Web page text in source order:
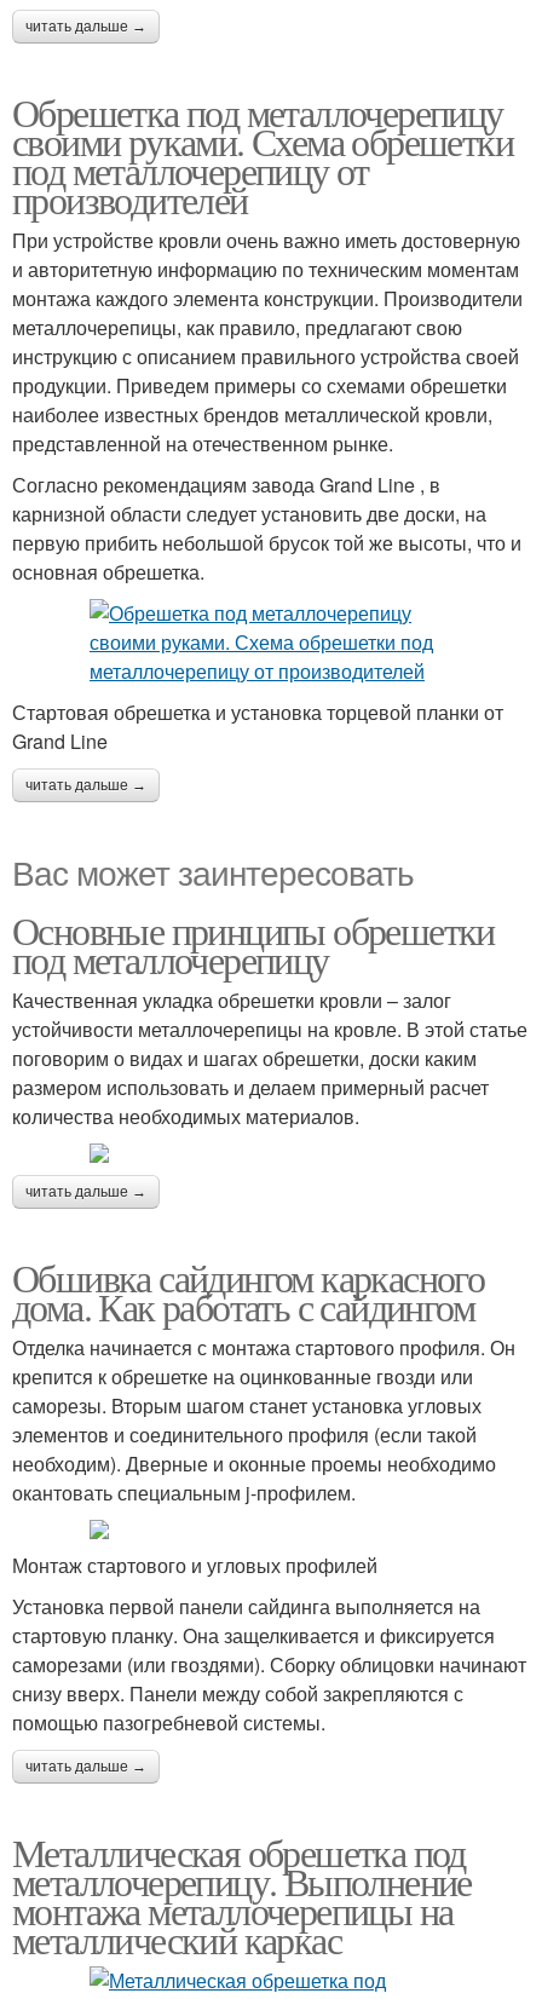
читать дальше →
Обрешетка под металлочерепицу
своими руками. Схема обрешетки
под металлочерепицу от
производителей
При устройстве кровли очень важно иметь достоверную
и авторитетную информацию по техническим моментам
монтажа каждого элемента конструкции. Производители
металлочерепицы, как правило, предлагают свою
инструкцию с описанием правильного устройства своей
продукции. Приведем примеры со схемами обрешетки
наиболее известных брендов металлической кровли,
представленной на отечественном рынке.
Согласно рекомендациям завода Grand Line , в
карнизной области следует установить две доски, на
первую прибить небольшой брусок той же высоты, что и
основная обрешетка.
Стартовая обрешетка и установка торцевой планки от
Grand Line
читать дальше →
Вас может заинтересовать
Основные принципы обрешетки
под металлочерепицу
Качественная укладка обрешетки кровли – залог
устойчивости металлочерепицы на кровле. В этой статье
поговорим о видах и шагах обрешетки, доски каким
размером использовать и делаем примерный расчет
количества необходимых материалов.
читать дальше →
Обшивка сайдингом каркасного
дома. Как работать с сайдингом
Отделка начинается с монтажа стартового профиля. Он
крепится к обрешетке на оцинкованные гвозди или
саморезы. Вторым шагом станет установка угловых
элементов и соединительного профиля (если такой
необходим). Дверные и оконные проемы необходимо
окантовать специальным j-профилем.
Монтаж стартового и угловых профилей
Установка первой панели сайдинга выполняется на
стартовую планку. Она защелкивается и фиксируется
саморезами (или гвоздями). Сборку облицовки начинают
снизу вверх. Панели между собой закрепляются с
помощью пазогребневой системы.
читать дальше →
Металлическая обрешетка под
металлочерепицу. Выполнение
монтажа металлочерепицы на
металлический каркас